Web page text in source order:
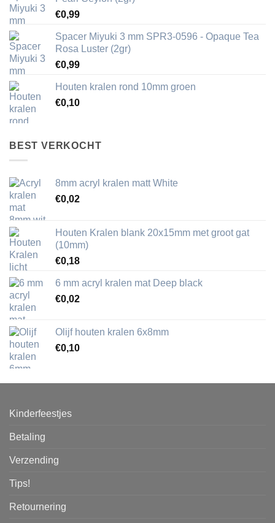
€0,99
Spacer Miyuki 3 mm SPR3-0596 - Opaque Tea
Rosa Luster (2gr)
€0,99
Houten kralen rond 10mm groen
€0,10
BEST VERKOCHT
8mm acryl kralen matt White
€0,02
Houten Kralen blank 20x15mm met groot gat
(10mm)
€0,18
6 mm acryl kralen mat Deep black
€0,02
Olijf houten kralen 6x8mm
€0,10
Kinderfeestjes
Betaling
Verzending
Tips!
Retournering